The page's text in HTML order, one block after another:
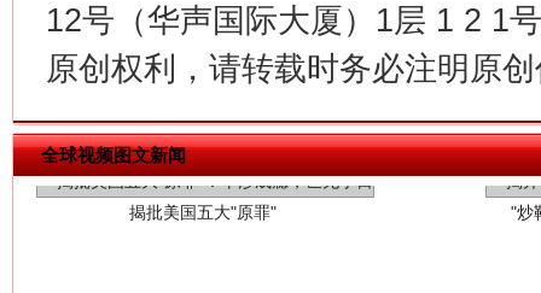
12号（华声国际大厦）1层 1 2 1
原创权利，请转载时务必注明原
全球视频图文新闻
揭批美国五大"原罪" "炒